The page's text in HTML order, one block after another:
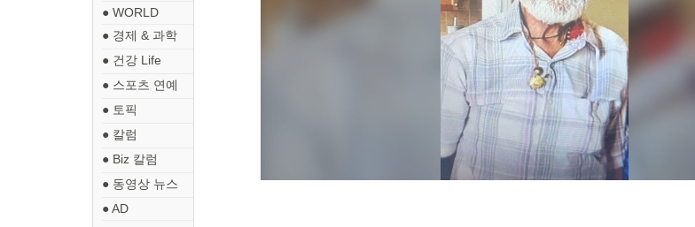
● WORLD
● 경제 & 과학
● 건강 Life
● 스포츠 연예
● 토픽
● 칼럼
● Biz 칼럼
● 동영상 뉴스
● AD